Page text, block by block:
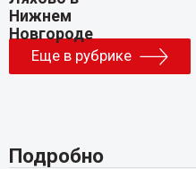
Еще в рубрике
Подробно